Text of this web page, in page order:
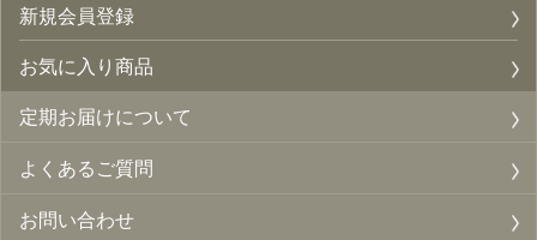
新規会員登録
お気に入り商品
定期お届けについて
よくあるご質問
お問い合わせ